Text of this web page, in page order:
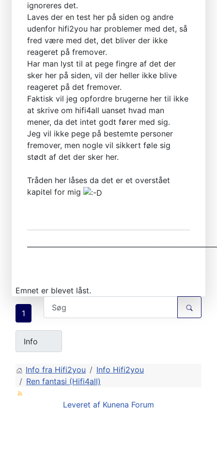
ignoreres det.
Laves der en test her på siden og andre
udenfor hifi2you har problemer med det, så
fred være med det, det bliver der ikke
reageret på fremover.
Har man lyst til at pege fingre af det der
sker her på siden, vil der heller ikke blive
reageret på det fremover.
Faktisk vil jeg opfordre brugerne her til ikke
at skrive om hifi4all uanset hvad man
mener, da det intet godt fører med sig.
Jeg vil ikke pege på bestemte personer
fremover, men nogle vil sikkert føle sig
stødt af det der sker her.
Tråden her låses da det er et overstået
kapitel for mig
Emnet er blevet låst.
1
Info fra Hifi2you
Info Hifi2you
Ren fantasi (Hifi4all)
Leveret af Kunena Forum